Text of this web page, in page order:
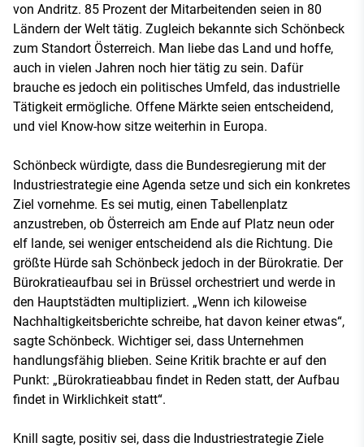
von Andritz. 85 Prozent der Mitarbeitenden seien in 80
Ländern der Welt tätig. Zugleich bekannte sich Schönbeck
zum Standort Österreich. Man liebe das Land und hoffe,
auch in vielen Jahren noch hier tätig zu sein. Dafür
brauche es jedoch ein politisches Umfeld, das industrielle
Tätigkeit ermögliche. Offene Märkte seien entscheidend,
und viel Know-how sitze weiterhin in Europa.
Schönbeck würdigte, dass die Bundesregierung mit der
Industriestrategie eine Agenda setze und sich ein konkretes
Ziel vornehme. Es sei mutig, einen Tabellenplatz
anzustreben, ob Österreich am Ende auf Platz neun oder
elf lande, sei weniger entscheidend als die Richtung. Die
größte Hürde sah Schönbeck jedoch in der Bürokratie. Der
Bürokratieaufbau sei in Brüssel orchestriert und werde in
den Hauptstädten multipliziert. „Wenn ich kiloweise
Nachhaltigkeitsberichte schreibe, hat davon keiner etwas“,
sagte Schönbeck. Wichtiger sei, dass Unternehmen
handlungsfähig blieben. Seine Kritik brachte er auf den
Punkt: „Bürokratieabbau findet in Reden statt, der Aufbau
findet in Wirklichkeit statt“.
Knill sagte, positiv sei, dass die Industriestrategie Ziele